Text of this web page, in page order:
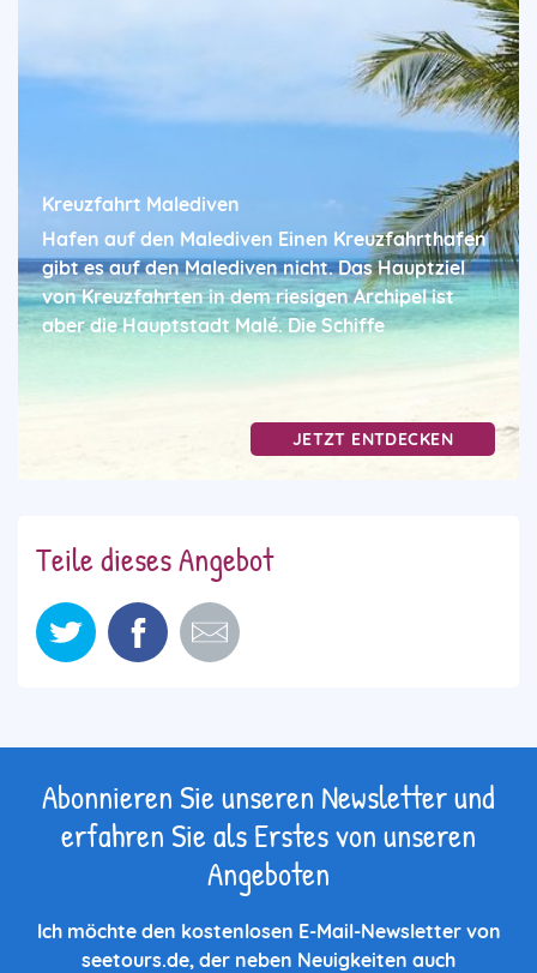
Kreuzfahrt Malediven
Hafen auf den Malediven Einen Kreuzfahrthafen
gibt es auf den Malediven nicht. Das Hauptziel
von Kreuzfahrten in dem riesigen Archipel ist
aber die Hauptstadt Malé. Die Schiffe
JETZT ENTDECKEN
Teile dieses Angebot
Abonnieren Sie unseren Newsletter und
erfahren Sie als Erstes von unseren
Angeboten
Ich möchte den kostenlosen E-Mail-Newsletter von
seetours.de, der neben Neuigkeiten auch